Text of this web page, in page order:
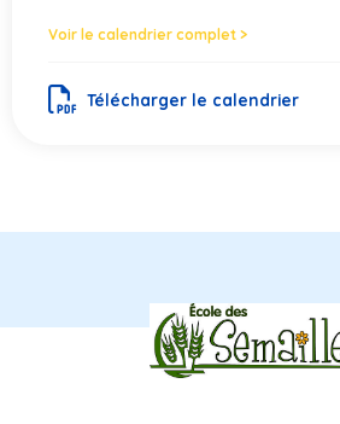
Voir le calendrier complet >
Télécharger le calendrier